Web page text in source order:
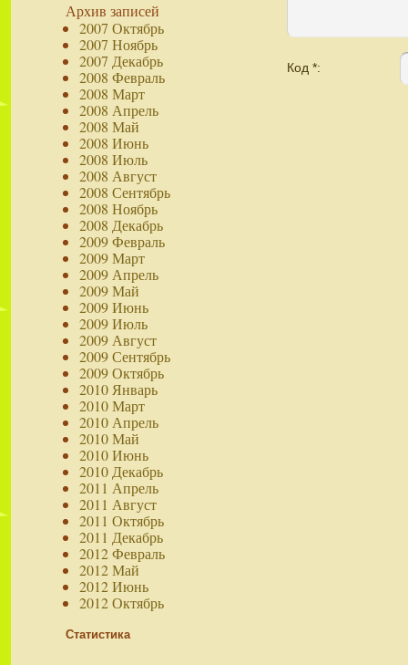
Код *:
Архив записей
2007 Октябрь
2007 Ноябрь
2007 Декабрь
2008 Февраль
2008 Март
2008 Апрель
2008 Май
2008 Июнь
2008 Июль
2008 Август
2008 Сентябрь
2008 Ноябрь
2008 Декабрь
2009 Февраль
2009 Март
2009 Апрель
2009 Май
2009 Июнь
2009 Июль
2009 Август
2009 Сентябрь
2009 Октябрь
2010 Январь
2010 Март
2010 Апрель
2010 Май
2010 Июнь
2010 Декабрь
2011 Апрель
2011 Август
2011 Октябрь
2011 Декабрь
2012 Февраль
2012 Май
2012 Июнь
2012 Октябрь
Статистика